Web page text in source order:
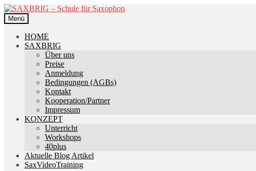
Zur
Navigation
springen
Zum
Inhalt
springen
Menü
HOME
SAXBRIG
Über uns
Preise
Anmeldung
Bedingungen (AGBs)
Kontakt
Kooperation/Partner
Impressum
KONZEPT
Unterricht
Workshops
40plus
Aktuelle Blog Artikel
SaxVideoTraining